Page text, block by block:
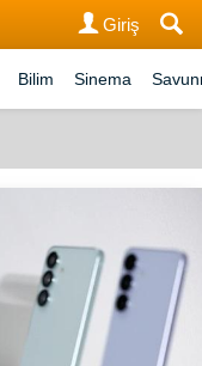
Giriş
Bilim Sinema